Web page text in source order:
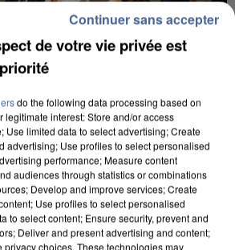
DE-FRANCE LANCE UN ÉLAN
LES...
de votre vie privée est
do the following data processing based on
legitimate interest: Store and/or access
Use limited data to select advertising; Create
advertising; Use profiles to select personalised
performance; Measure content
audiences through statistics or combinations
Develop and improve services; Create
Use profiles to select personalised
to select content; Ensure security, prevent and
Deliver and present advertising and content;
privacy choices. These technologies may
Continuer sans accepter